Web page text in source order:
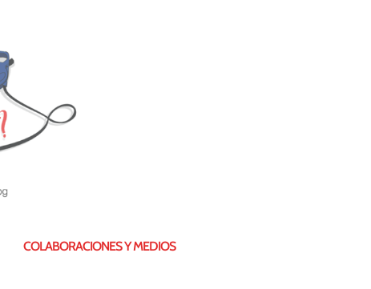
COLABORACIONES Y MEDIOS